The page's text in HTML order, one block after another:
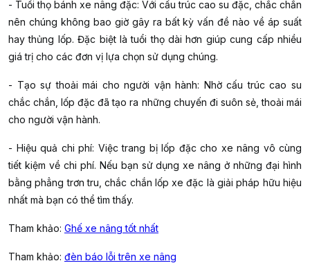
- Tuổi thọ bánh xe nâng đặc: Với cấu trúc cao su đặc, chắc chắn
nên chúng không bao giờ gây ra bất kỳ vấn đề nào về áp suất
hay thủng lốp. Đặc biệt là tuổi thọ dài hơn giúp cung cấp nhiều
giá trị cho các đơn vị lựa chọn sử dụng chúng.
- Tạo sự thoải mái cho người vận hành: Nhờ cấu trúc cao su
chắc chắn, lốp đặc đã tạo ra những chuyến đi suôn sẻ, thoải mái
cho người vận hành.
- Hiệu quả chi phí: Việc trang bị lốp đặc cho xe nâng vô cùng
tiết kiệm về chi phí. Nếu bạn sử dụng xe nâng ở những đại hình
bằng phẳng trơn tru, chắc chắn lốp xe đặc là giải pháp hữu hiệu
nhất mà bạn có thể tìm thấy.
Tham khảo: Ghế xe nâng tốt nhất
Tham khảo: đèn báo lỗi trên xe nâng